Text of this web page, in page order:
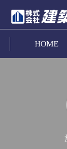
HOME
イベント･見学
商品ラインナ